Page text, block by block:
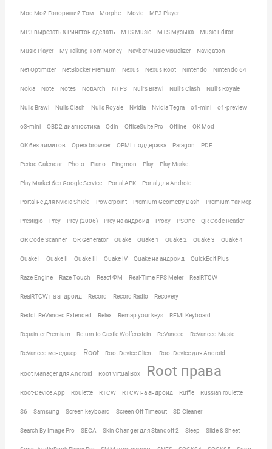
Mod Мой Говорящий Том Morphe Movie MP3 Player
MP3 вырезать & Рингтон сделать MTS Music MTS Музыка Music Editor
Music Player My Talking Tom Money Navbar Music Visualizer Navigation
Net Optimizer NetBlocker Premium Nexus Nexus Root Nintendo Nintendo 64
Nokia Note Notes NotiArch NTFS Null's Brawl Null's Clash Null's Royale
Nulls Brawl Nulls Clash Nulls Royale Nvidia Nvidia Tegra o1-mini o1-preview
o3-mini OBD2 диагностика Odin OfficeSuite Pro Offline OK Mod
OK без лимитов Opera browser OPML поддержка Paragon PDF
Period Calendar Photo Piano Pingmon Play Play Market
Play Market без Google Service Portal APK Portal для Android
Portal не для Nvidia Shield Powerpoint Premium Geometry Dash Premium таймер
Prestigio Prey Prey (2006) Prey на андроид Proxy PSOne QR Code Reader
QR Code Scanner QR Generator Quake Quake 1 Quake 2 Quake 3 Quake 4
Quake I Quake II Quake III Quake IV Quake на андроид QuickEdit Plus
Raze Engine Raze Touch React ФМ Real-Time FPS Meter RealRTCW
RealRTCW на андроид Record Record Radio Recovery
Reddit ReVanced Extended Relax Remap your keys REMI Keyboard
Repainter Premium Return to Castle Wolfenstein ReVanced ReVanced Music
ReVanced менеджер Root Root Device Client Root Device для Android
Root Manager для Android Root Virtual Box Root права
Root-Device App Roulette RTCW RTCW на андроид Ruffle Russian roulette
S6 Samsung Screen keyboard Screen Off Timeout SD Cleaner
Search By Image Pro SEGA Skin Changer для Standoff 2 Sleep Slide & Sheet